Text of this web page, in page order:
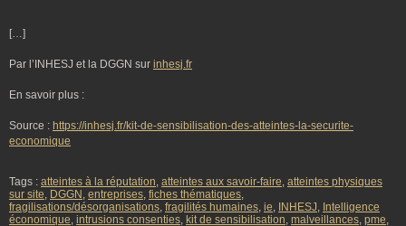
[…]
Par l’INHESJ et la DGGN sur inhesj.fr
En savoir plus :
Source : https://inhesj.fr/kit-de-sensibilisation-des-atteintes-la-securite-
economique
Tags : atteintes à la réputation, atteintes aux savoir-faire, atteintes physiques
sur site, DGGN , entreprises, fiches thématiques,
fragilisations/désorganisations, fragilités humaines, ie, INHESJ, Intelligence
économique, intrusions consenties, kit de sensibilisation, malveillances, pme,